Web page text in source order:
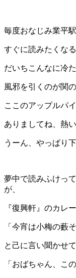
毎度おなじみ業平
すぐに読みたくな
だいちこんなに冷
風邪を引くのが関
ここのアップルパ
ありましてね、熱
うーん、やっぱり
夢中で読みふけっ
が、
『復興軒』のカレ
「今宵は小梅の藪
と己に言い聞かせ
「おばちゃん、こ